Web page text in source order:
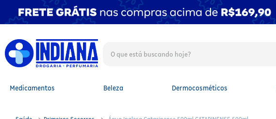
Medicamentos Beleza Dermocosméticos
TERMOS MAIS BUSCADOS
1º
fralda
fralda xg